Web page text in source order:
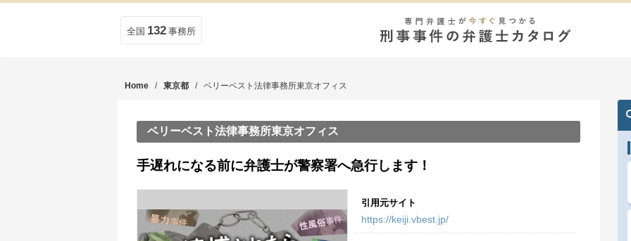
全国 132 事務所
Home / 東京都 / ベリーベスト法律事務所東京オフィス
ベリーベスト法律事務所東京オフィス
手遅れになる前に弁護士が警察署へ急行します！
引用元サイト
https://keiji.vbest.jp/